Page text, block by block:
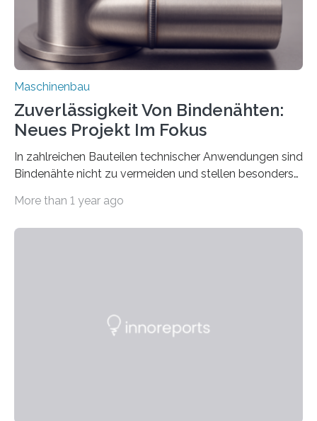
Maschinenbau
Zuverlässigkeit Von Bindenähten:
Neues Projekt Im Fokus
In zahlreichen Bauteilen technischer Anwendungen sind
Bindenähte nicht zu vermeiden und stellen besonders
Matrixmaterials eine große Herausforderung dar.
Durch den verstärkten Einsatz von Rezyklaten
More than 1 year ago